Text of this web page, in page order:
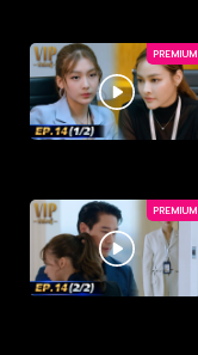
PREMIUM
PREMIUM